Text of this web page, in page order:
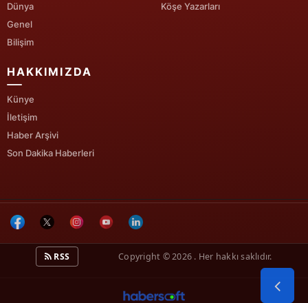
Dünya
Genel
Bilişim
Köşe Yazarları
HAKKIMIZDA
Künye
İletişim
Haber Arşivi
Son Dakika Haberleri
RSS Copyright © 2026 . Her hakkı saklıdır.